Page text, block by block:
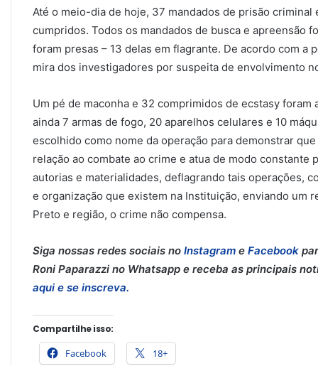
Até o meio-dia de hoje, 37 mandados de prisão criminal
cumpridos. Todos os mandados de busca e apreensão
foram presas – 13 delas em flagrante. De acordo com a
mira dos investigadores por suspeita de envolvimento
Um pé de maconha e 32 comprimidos de ecstasy
ainda 7 armas de fogo, 20 aparelhos celulares e 10
escolhido como nome da operação para demonstrar
relação ao combate ao crime e atua de modo
autorias e materialidades, deflagrando tais operações,
e organização que existem na Instituição, enviando um
Preto e região, o crime não compensa.
Siga nossas redes sociais no Instagram e Facebook
Roni Paparazzi no Whatsapp e receba as principais
aqui e se inscreva.
Compartilhe isso:
Facebook 18+